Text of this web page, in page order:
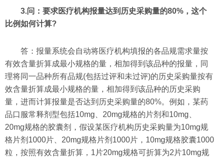
3.问：要求医疗机构报量达到历史采购量的80%，这个
比例如何计算?
答：报量系统会自动将医疗机构填报的各品规需求量按
有效含量折算成最小规格的量，相加得到该品种的报量，同
理将同一品种所有品规(包括过评和未过评)的历史采购量按有
效含量折算成最小规格的量，相加得到该品种的历史采购
量，进而计算报量是否达到历史采购量的80%。例如，某药
品口服常释剂型包括10mg、20mg规格的片剂和10mg、
20mg规格的胶囊剂，假设某医疗机构历史采购量为10mg规
格片剂1000片、20mg规格片剂1000片，10mg规格胶囊1000
粒，按照有效含量折算，1片20mg规格可折算为2片10mg规